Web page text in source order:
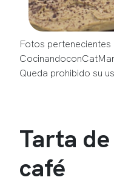
Fotos pertenecientes
Queda prohibido su
Tarta
café